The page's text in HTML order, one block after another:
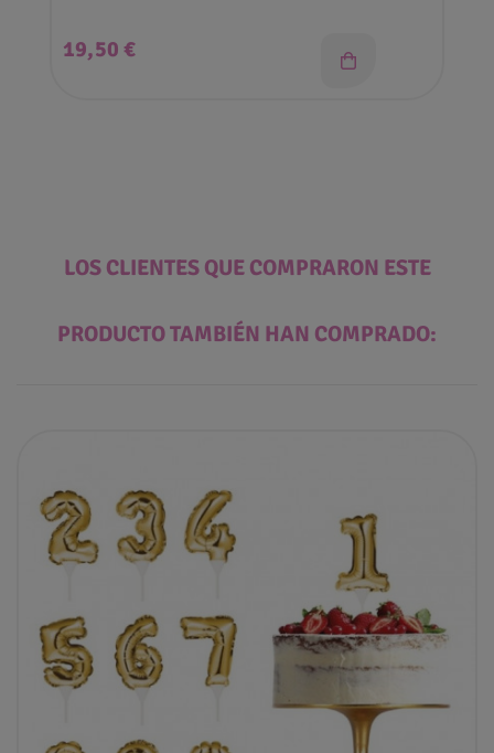
Precio
19,50 €
LOS CLIENTES QUE COMPRARON ESTE
PRODUCTO TAMBIÉN HAN COMPRADO: